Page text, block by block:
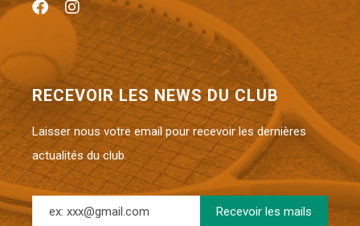
RECEVOIR LES NEWS DU CLUB
Laisser nous votre email pour recevoir les dernières
actualités du club